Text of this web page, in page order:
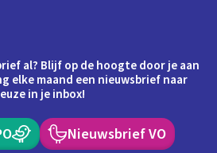
al? Blijf op de hoogte door je aan
elke maand een nieuwsbrief naar
in je inbox!
Nieuwsbrief VO